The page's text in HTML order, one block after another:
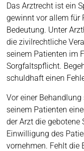
Das Arztrecht ist ein
gewinnt vor allem für
Bedeutung. Unter
die zivilrechtliche
seinem Patienten im
Sorgfaltspflicht.
schuldhaft einen
Vor einer
seinem Patienten
der Arzt die gebotene
Einwilligung des
vornehmen. Fehlt die